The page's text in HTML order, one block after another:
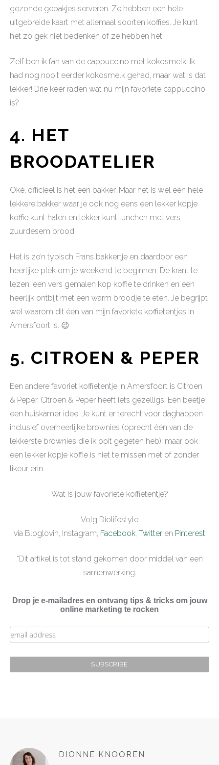
gezonde gebakjes serveren. Ze hebben een hele
uitgebreide kaart met allemaal soorten koffies. Je kunt
het zo gek niet bedenken of ze hebben het.
Zelf ben ik fan van de cappuccino met kokosmelk. Ik
had nog nooit eerder kokosmelk gehad, maar wat is dat
lekker! Drie keer raden wat nu mijn favoriete cappuccino
is?
4. HET
BROODATELIER
Oké, officieel is het een bakker. Maar het is wel een hele
lekkere bakker waar je ook nog eens een lekker kopje
koffie kunt halen en lekker kunt lunchen met vers
zuurdesem brood.
Het is zo’n typisch Frans bakkertje en daardoor een
heerlijke plek om je weekend te beginnen. De krant te
lezen, een vers gemalen kop koffie te drinken en een
heerlijk ontbijt met een warm broodje te eten. Je begrijpt
wel waarom dit één van mijn favoriete koffietentjes in
Amersfoort is. 😉
5. CITROEN & PEPER
Een andere favoriet koffietentje in Amersfoort is Citroen
& Peper. Citroen & Peper heeft iets gezelligs. Een beetje
een huiskamer idee. Je kunt er terecht voor daghappen
inclusief overheerlijke brownies (oprecht één van de
lekkerste brownies die ik ooit gegeten heb), maar ook
een lekker kopje koffie is niet te missen met of zonder
likeur erin.
Wat is jouw favoriete koffietentje?
Volg Diolifestyle
via Bloglovin, Instagram, Facebook, Twitter en Pinterest
*Dit artikel is tot stand gekomen door middel van een
samenwerking.
Drop je e-mailadres en ontvang tips & tricks om jouw
online marketing te rocken
DIONNE KNOOREN